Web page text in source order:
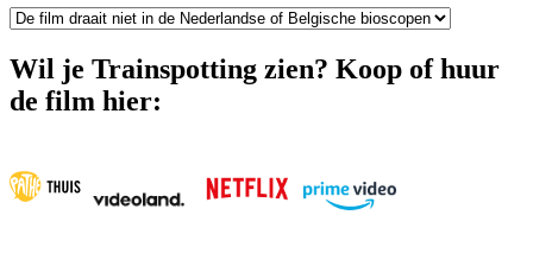
Wil je Trainspotting zien? Koop of huur
de film hier: